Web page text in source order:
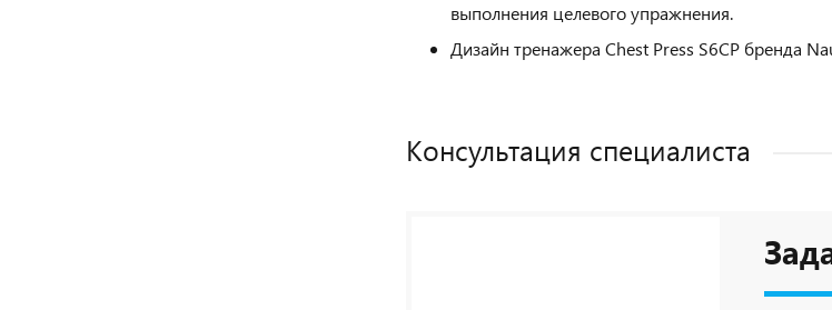
выполнения целевого упражнения.
Дизайн тренажера Chest Press S6CP бренда
Консультация специалиста